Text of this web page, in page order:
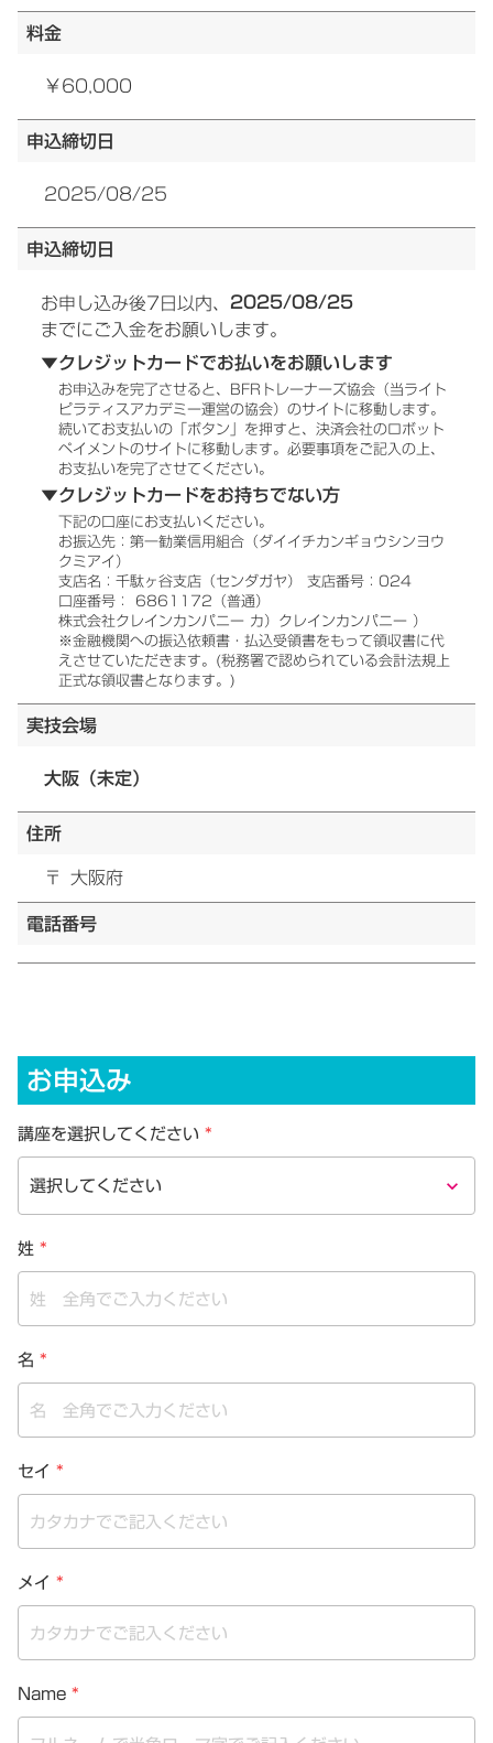
料金
￥60,000
申込締切日
2025/08/25
申込締切日
お申し込み後7日以内、 2025/08/25
までにご入金をお願いします。
▼クレジットカードでお払いをお願いします
お申込みを完了させると、BFRトレーナーズ協会（当ライト
ピラティスアカデミー運営の協会）のサイトに移動します。
続いてお支払いの「ボタン」を押すと、決済会社のロボット
ペイメントのサイトに移動します。必要事項をご記入の上、
お支払いを完了させてください。
▼クレジットカードをお持ちでない方
下記の口座にお支払いください。
お振込先：第一勧業信用組合（ダイイチカンギョウシンヨウ
クミアイ）
支店名：千駄ヶ谷支店（センダガヤ） 支店番号：024
口座番号： 6861172（普通）
株式会社クレインカンパニー カ）クレインカンパニー ）
※金融機関への振込依頼書・払込受領書をもって領収書に代
えさせていただきます。(税務署で認められている会計法規上
正式な領収書となります。)
実技会場
大阪（未定）
住所
〒 大阪府
電話番号
お申込み
講座を選択してください *
keyboard_arrow_down
姓*
名 *
セイ *
メイ *
Name*